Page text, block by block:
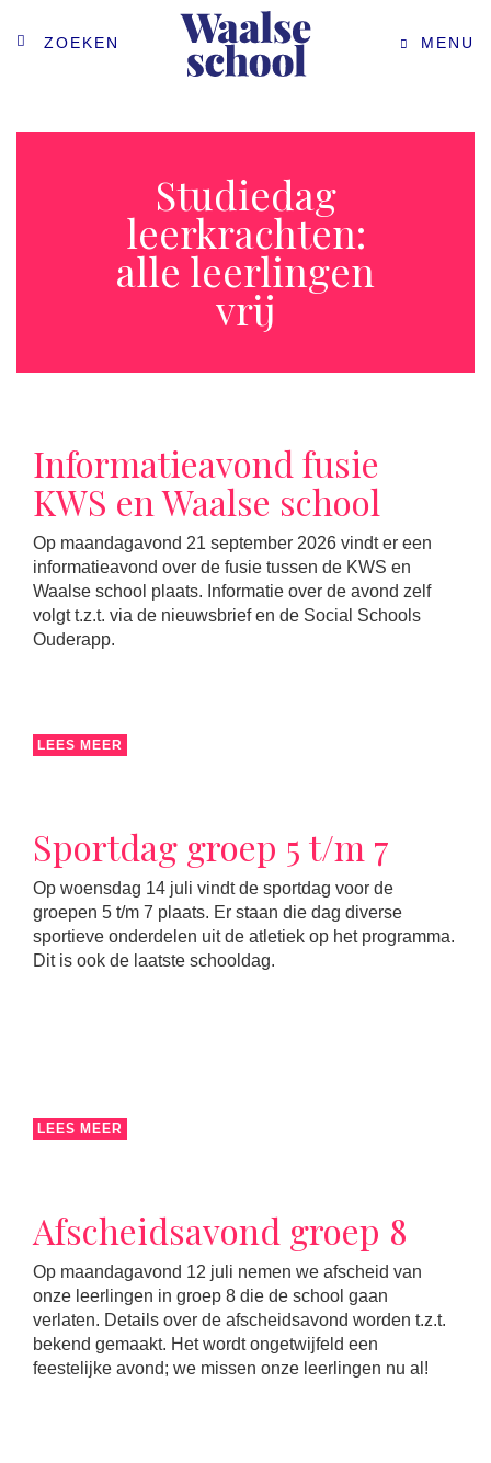
ZOEKEN MENU
Studiedag
leerkrachten:
alle leerlingen
vrij
Informatieavond fusie
KWS en Waalse school
Op maandagavond 21 september 2026 vindt er een
informatieavond over de fusie tussen de KWS en
Waalse school plaats. Informatie over de avond zelf
volgt t.z.t. via de nieuwsbrief en de Social Schools
Ouderapp.
LEES MEER
Sportdag groep 5 t/m 7
Op woensdag 14 juli vindt de sportdag voor de
groepen 5 t/m 7 plaats. Er staan die dag diverse
sportieve onderdelen uit de atletiek op het programma.
Dit is ook de laatste schooldag.
LEES MEER
Afscheidsavond groep 8
Op maandagavond 12 juli nemen we afscheid van
onze leerlingen in groep 8 die de school gaan
verlaten. Details over de afscheidsavond worden t.z.t.
bekend gemaakt. Het wordt ongetwijfeld een
feestelijke avond; we missen onze leerlingen nu al!